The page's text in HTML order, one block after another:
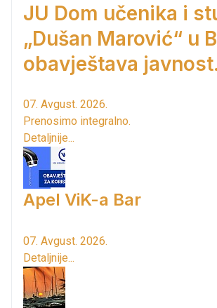
JU Dom učenika i
„Dušan Marović“ u
obavještava
07. Avgust. 2026.
Prenosimo integralno.
Detaljnije...
Apel ViK-a Bar
07. Avgust. 2026.
Detaljnije...